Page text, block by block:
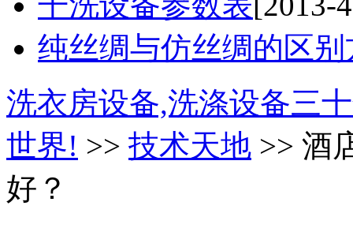
纯丝绸与仿丝绸的区别
洗衣房设备,洗涤设备三
世界! >> 技术天地 >> 酒
好？